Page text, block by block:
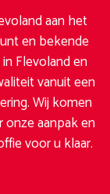
aan het
en bekende
Flevoland en
vanuit een
Wij komen
onze aanpak en
voor u klaar.